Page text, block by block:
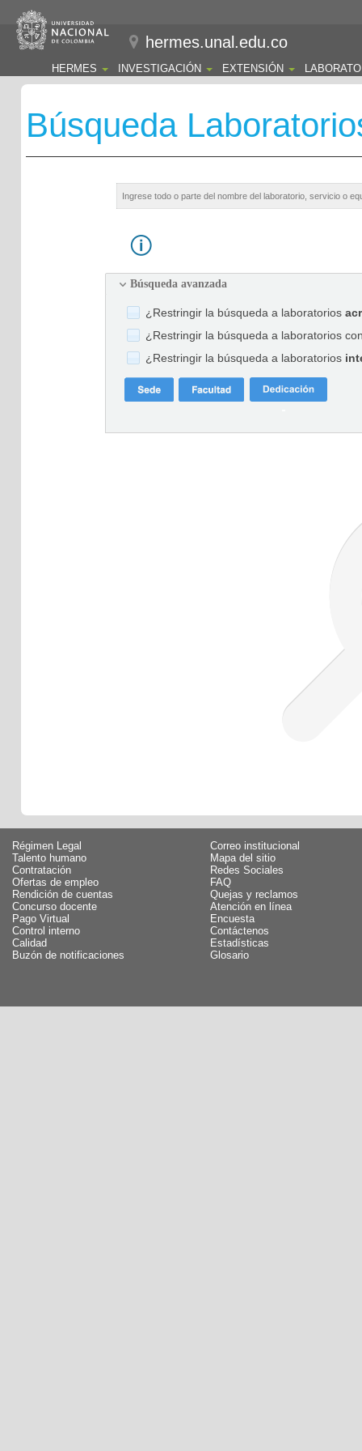
hermes.unal.edu.co
HERMES INVESTIGACIÓN EXTENSIÓN
Búsqueda
Búsqueda avanzada
¿Restringir la búsqueda a laboratorios
¿Restringir la búsqueda a laboratorios
¿Restringir la búsqueda a laboratorios
Régimen Legal
Talento humano
Contratación
Ofertas de empleo
Rendición de cuentas
Concurso docente
Pago Virtual
Control interno
Calidad
Buzón de notificaciones
Correo institucional
Mapa del sitio
Redes Sociales
FAQ
Quejas y reclamos
Atención en línea
Encuesta
Contáctenos
Estadísticas
Glosario